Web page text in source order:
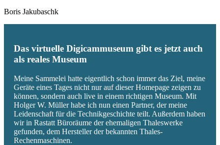
Boris Jakubaschk
Das virtuelle Digicammuseum gibt es jetzt auch
als reales Museum
Meine Sammelei hatte eigentlich schon immer das Ziel, meine
Geräte eines Tages nicht nur auf dieser Homepage zeigen zu
können, sondern auch live in einem richtigen Museum. Mit
Holger W. Müller habe ich nun einen Partner, der meine
Leidenschaft für die Technikgeschichte teilt. Außerdem haben
wir in Rastatt Büroräume der ehemaligen Thaleswerke
gefunden, dem Hersteller der bekannten Thales-
Rechenmaschinen.